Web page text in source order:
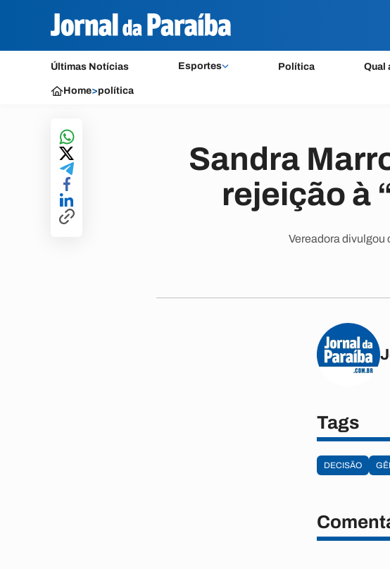
Últimas Notícias Esportes Política Qual
Home>política
Sandra
rejeição à
Vereadora divulgou
Tags
DECISÃO